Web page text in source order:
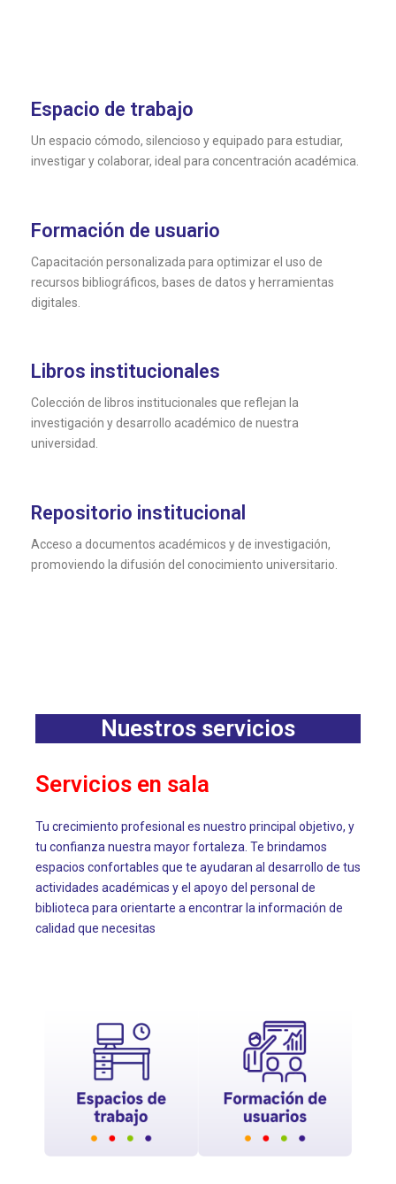
Espacio de trabajo
Un espacio cómodo, silencioso y equipado para estudiar,
investigar y colaborar, ideal para concentración académica.
Formación de usuario
Capacitación personalizada para optimizar el uso de
recursos bibliográficos, bases de datos y herramientas
digitales.
Libros institucionales
Colección de libros institucionales que reflejan la
investigación y desarrollo académico de nuestra
universidad.
Repositorio institucional
Acceso a documentos académicos y de investigación,
promoviendo la difusión del conocimiento universitario.
Nuestros servicios
Servicios en sala
Tu crecimiento profesional es nuestro principal objetivo, y
tu confianza nuestra mayor fortaleza. Te brindamos
espacios confortables que te ayudaran al desarrollo de tus
actividades académicas y el apoyo del personal de
biblioteca para orientarte a encontrar la información de
calidad que necesitas